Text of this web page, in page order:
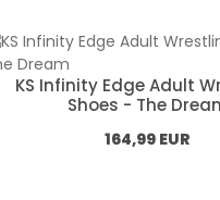
KS Infinity Edge Adult
Shoes - The
Normál ár:
164,99 EUR